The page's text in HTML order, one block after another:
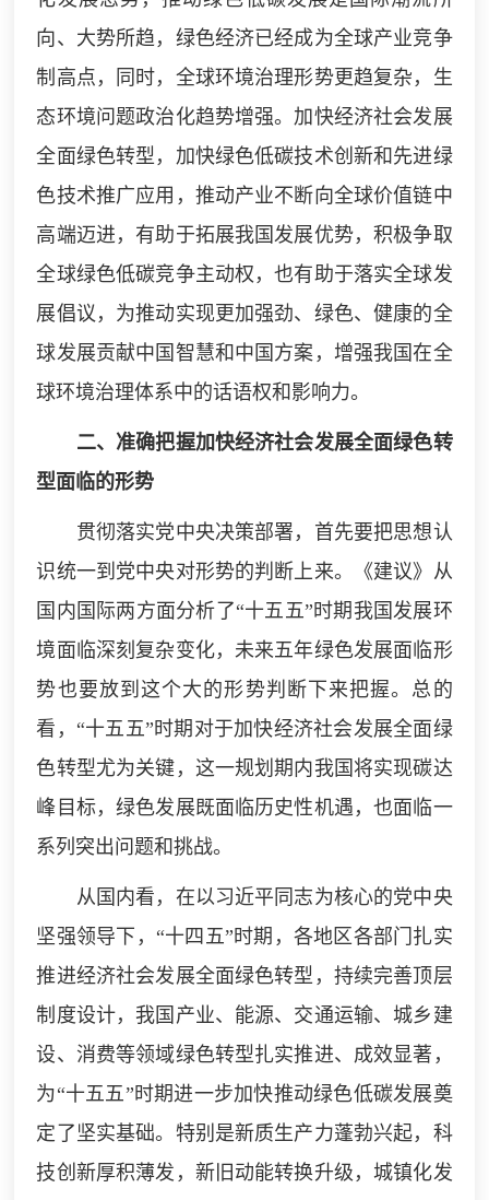
向、大势所趋，绿色经济已经成为全球产业竞争
制高点，同时，全球环境治理形势更趋复杂，生
态环境问题政治化趋势增强。加快经济社会发展
全面绿色转型，加快绿色低碳技术创新和先进绿
色技术推广应用，推动产业不断向全球价值链中
高端迈进，有助于拓展我国发展优势，积极争取
全球绿色低碳竞争主动权，也有助于落实全球发
展倡议，为推动实现更加强劲、绿色、健康的全
球发展贡献中国智慧和中国方案，增强我国在全
球环境治理体系中的话语权和影响力。
二、准确把握加快经济社会发展全面绿色转
型面临的形势
贯彻落实党中央决策部署，首先要把思想认
识统一到党中央对形势的判断上来。《建议》从
国内国际两方面分析了“十五五”时期我国发展环
境面临深刻复杂变化，未来五年绿色发展面临形
势也要放到这个大的形势判断下来把握。总的
看，“十五五”时期对于加快经济社会发展全面绿
色转型尤为关键，这一规划期内我国将实现碳达
峰目标，绿色发展既面临历史性机遇，也面临一
系列突出问题和挑战。
从国内看，在以习近平同志为核心的党中央
坚强领导下，“十四五”时期，各地区各部门扎实
推进经济社会发展全面绿色转型，持续完善顶层
制度设计，我国产业、能源、交通运输、城乡建
设、消费等领域绿色转型扎实推进、成效显著，
为“十五五”时期进一步加快推动绿色低碳发展奠
定了坚实基础。特别是新质生产力蓬勃兴起，科
技创新厚积薄发，新旧动能转换升级，城镇化发